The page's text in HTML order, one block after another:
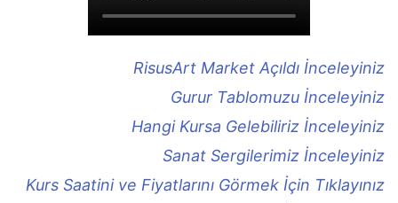
RisusArt Market Açıldı İnceleyiniz
Gurur Tablomuzu İnceleyiniz
Hangi Kursa Gelebiliriz İnceleyiniz
Sanat Sergilerimiz İnceleyiniz
Kurs Saatini ve Fiyatlarını Görmek İçin Tıklayınız